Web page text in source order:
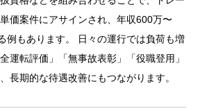
価案件にアサインされ、年収600万〜
例もあります。 日々の運行では負荷も増
運転評価」「無事故表彰」「役職登用」
長期的な待遇改善にもつながります。